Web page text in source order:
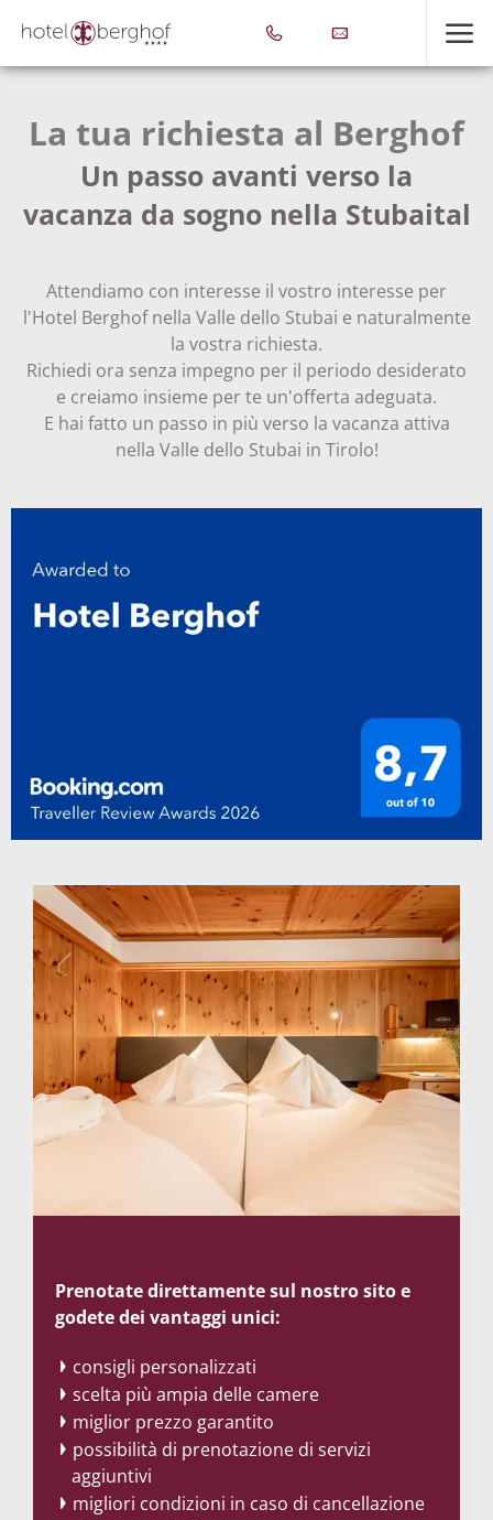
La tua richiesta al Berghof
Un passo avanti verso la
vacanza da sogno nella Stubaital
Attendiamo con interesse il vostro interesse per
l'Hotel Berghof nella Valle dello Stubai e naturalmente
la vostra richiesta.
Richiedi ora senza impegno per il periodo desiderato
e creiamo insieme per te un'offerta adeguata.
E hai fatto un passo in più verso la vacanza attiva
nella Valle dello Stubai in Tirolo!
Prenotate direttamente sul nostro sito e
godete dei vantaggi unici:
consigli personalizzati
scelta più ampia delle camere
miglior prezzo garantito
possibilità di prenotazione di servizi
aggiuntivi
migliori condizioni in caso di cancellazione